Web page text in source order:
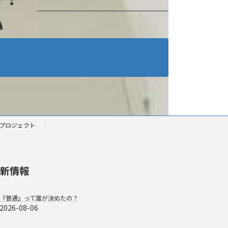
ロジェクト
情報
『普通』って誰が決めたの？
2026-08-06